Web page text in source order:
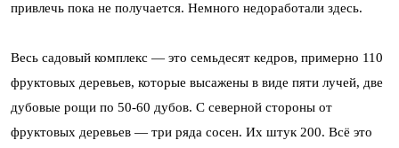
привлечь пока не получается. Немного недоработали здесь.
Весь садовый комплекс — это семьдесят кедров, примерно 110
фруктовых деревьев, которые высажены в виде пяти лучей, две
дубовые рощи по 50-60 дубов. С северной стороны от
фруктовых деревьев — три ряда сосен. Их штук 200. Всё это